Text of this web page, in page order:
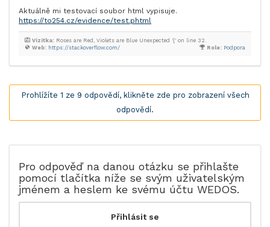
Aktuálně mi testovací soubor html vypisuje.
https://to254.cz/evidence/test.phtml
Role: Podpora
Web: https://stackoverflow.com/
Vizitka: Roses are Red, Violets are Blue Unexpected '{' on line 32.
Prohlížíte 1 ze 9 odpovědí, klikněte zde pro zobrazení všech
odpovědí.
Pro odpověď na danou otázku se přihlašte
pomocí tlačítka níže se svým uživatelským
jménem a heslem ke svému účtu WEDOS.